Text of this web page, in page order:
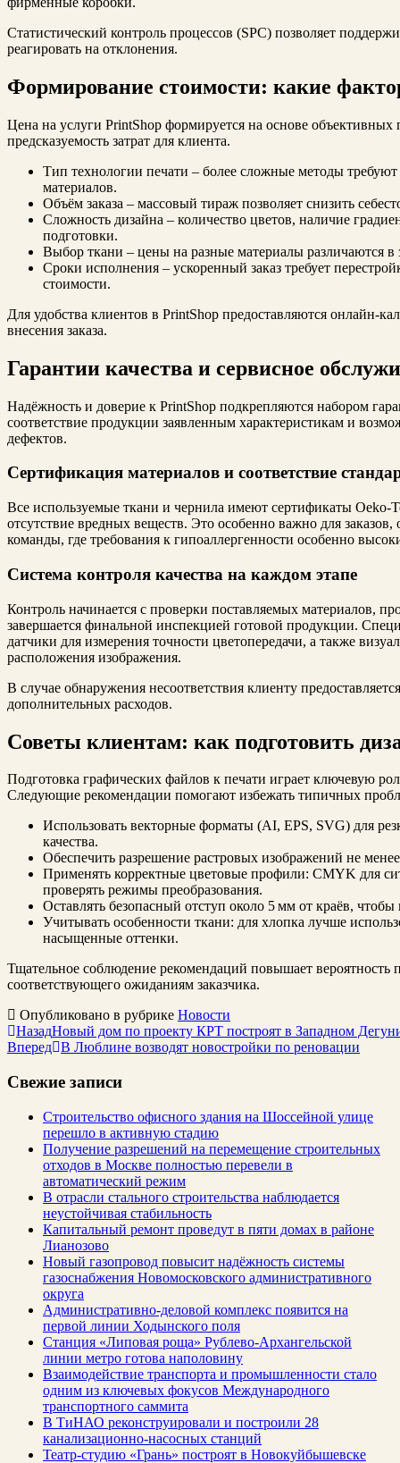
Статистический контроль процессов (SPC) позволяет
реагировать на отклонения.
Формирование стоимости: какие
Цена на услуги PrintShop формируется на основе объективных
предсказуемость затрат для клиента.
Тип технологии печати – более сложные методы
материалов.
Объём заказа – массовый тираж позволяет снизить
Сложность дизайна – количество цветов, наличие
подготовки.
Выбор ткани – цены на разные материалы различаются в
Сроки исполнения – ускоренный заказ требует
стоимости.
Для удобства клиентов в PrintShop предоставляются
внесения заказа.
Гарантии качества и сервисное
Надёжность и доверие к PrintShop подкрепляются набором
соответствие продукции заявленным характеристикам и
дефектов.
Сертификация материалов и соответствие
Все используемые ткани и чернила имеют сертификаты
отсутствие вредных веществ. Это особенно важно для
команды, где требования к гипоаллергенности особенно
Система контроля качества на каждом этапе
Контроль начинается с проверки поставляемых материалов,
завершается финальной инспекцией готовой продукции.
датчики для измерения точности цветопередачи, а также
расположения изображения.
В случае обнаружения несоответствия клиенту
дополнительных расходов.
Советы клиентам: как подготовить
Подготовка графических файлов к печати играет ключевую
Следующие рекомендации помогают избежать типичных
Использовать векторные форматы (AI, EPS, SVG) для
качества.
Обеспечить разрешение растровых изображений не
Применять корректные цветовые профили: CMYK для
проверять режимы преобразования.
Оставлять безопасный отступ около 5 мм от краёв, чтобы
Учитывать особенности ткани: для хлопка лучше
насыщенные оттенки.
Тщательное соблюдение рекомендаций повышает вероятность
соответствующего ожиданиям заказчика.
Опубликовано в рубрике Новости
НазадНовый дом по проекту КРТ построят в Западном
Вперед В Люблине возводят новостройки по реновации
Свежие записи
Строительство офисного здания на Шоссейной улице
перешло в активную стадию
Получение разрешений на перемещение строительных
отходов в Москве полностью перевели в
автоматический режим
В отрасли стального строительства наблюдается
неустойчивая стабильность
Капитальный ремонт проведут в пяти домах в районе
Лианозово
Новый газопровод повысит надёжность системы
газоснабжения Новомосковского административного
округа
Административно-деловой комплекс появится на
первой линии Ходынского поля
Станция «Липовая роща» Рублево-Архангельской
линии метро готова наполовину
Взаимодействие транспорта и промышленности стало
одним из ключевых фокусов Международного
транспортного саммита
В ТиНАО реконструировали и построили 28
канализационно-насосных станций
Театр-студию «Грань» построят в Новокуйбышевске